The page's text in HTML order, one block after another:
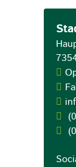
(0
(0